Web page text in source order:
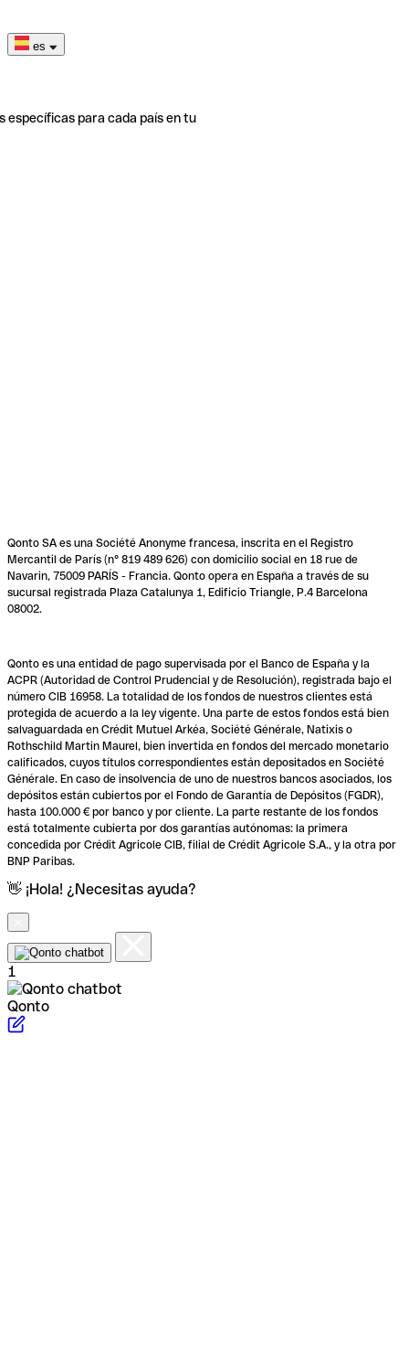
es
específicas para cada país en tu
Qonto SA es una Société Anonyme francesa, inscrita en el Registro
Mercantil de París (n° 819 489 626) con domicilio social en 18 rue de
Navarin, 75009 PARÍS - Francia. Qonto opera en España a través de su
sucursal registrada Plaza Catalunya 1, Edificio Triangle, P.4 Barcelona
08002.
Qonto es una entidad de pago supervisada por el Banco de España y la
ACPR (Autoridad de Control Prudencial y de Resolución), registrada bajo el
número CIB 16958. La totalidad de los fondos de nuestros clientes está
protegida de acuerdo a la ley vigente. Una parte de estos fondos está bien
salvaguardada en Crédit Mutuel Arkéa, Société Générale, Natixis o
Rothschild Martin Maurel, bien invertida en fondos del mercado monetario
calificados, cuyos títulos correspondientes están depositados en Société
Générale. En caso de insolvencia de uno de nuestros bancos asociados, los
depósitos están cubiertos por el Fondo de Garantía de Depósitos (FGDR),
hasta 100.000 € por banco y por cliente. La parte restante de los fondos
está totalmente cubierta por dos garantías autónomas: la primera
concedida por Crédit Agricole CIB, filial de Crédit Agricole S.A., y la otra por
BNP Paribas.
👋 ¡Hola! ¿Necesitas ayuda?
1
Qonto